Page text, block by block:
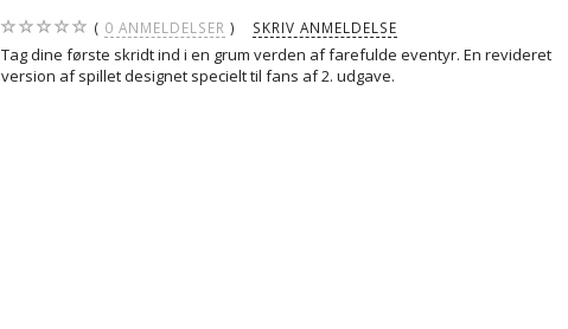
0 ANMELDELSER SKRIV ANMELDELSE
Tag dine første skridt ind i en grum verden af farefulde eventyr. En revideret
version af spillet designet specielt til fans af 2. udgave.